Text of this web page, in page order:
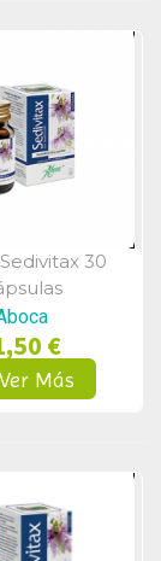
Rápida 30
€
Ver Más